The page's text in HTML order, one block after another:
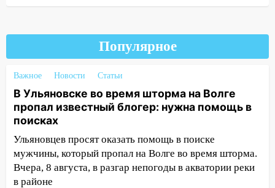
Где есть бензин в Ульяновске 9
августа: список АЗС
11:55
Соцсети: светофор упал на
машину во время сильного ливня в
Ульяновске
11:00
СНТ сидят без света
10:13 Прокуратура подвела итоги
недели в Ульяновской области
Популярное
Важное Новости Статьи
В Ульяновске во время шторма на Волге
пропал известный блогер: нужна помощь в
поисках
Ульяновцев просят оказать помощь в поиске
мужчины, который пропал на Волге во время шторма.
Вчера, 8 августа, в разгар непогоды в акватории реки
в районе